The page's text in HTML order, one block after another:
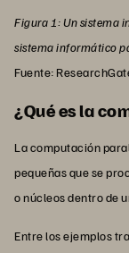
Figura 1: Un sistema
sistema informático
Fuente:
¿Qué es la
La computación
pequeñas que se
o núcleos dentro de
Entre los ejemplos